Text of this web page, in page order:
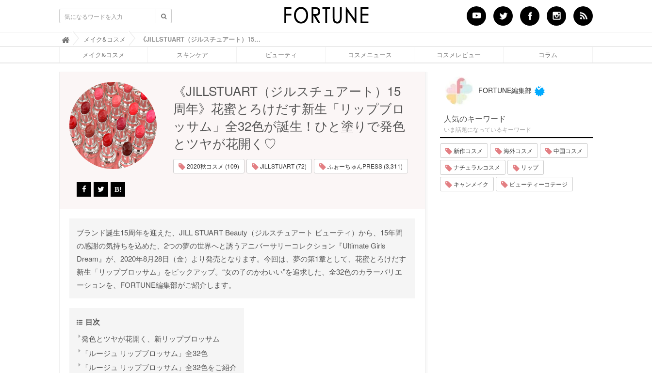
ふ
ぉ
ち
O
R
T
U
N
メイク&コスメ 《JILLSTUART（ジルスチュアート）15周年》花蜜とろけだす新生「リップブロッサム」全32色が誕生！ひと塗りで発色とツヤが花開く♡ - ふぉーちゅん(FORTUNE)
メイク&コスメ スキンケア ビューティ コスメニュース コスメレビュー コラム
《JILLSTUART（ジルスチュアート）15
周年》花蜜とろけだす新生「リップブロ
ッサム」全32色が誕生！ひと塗りで発色
とツヤが花開く♡
2020秋コスメ (109) JILLSTUART (72) ふぉーちゅんPRESS (3,311)
ブランド誕生15周年を迎えた、JILL STUART Beauty（ジルスチュアート ビューティ）から、15年間
の感謝の気持ちを込めた、2つの夢の世界へと誘うアニバーサリーコレクション『Ultimate Girls
Dream』が、2020年8月28日（金）より発売となります。今回は、夢の第1章として、花蜜とろけだす
新生「リップブロッサム」をピックアップ。“女の子のかわいい”を追求した、全32色のカラーバリエ
ーションを、FORTUNE編集部がご紹介します。
目次
発色とツヤが花開く、新リップブロッサム
「ルージュ リップブロッサム」全32色
「ルージュ リップブロッサム」全32色をご紹介
FORTUNE編集部
人気のキーワード
いま話題になっているキーワード
新作コスメ 海外コスメ 中国コスメ
ナチュラルコスメ リップ
キャンメイク ビューティーコテージ